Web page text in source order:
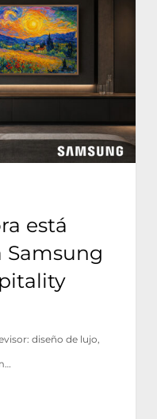
está
Samsung
diseño de lujo,